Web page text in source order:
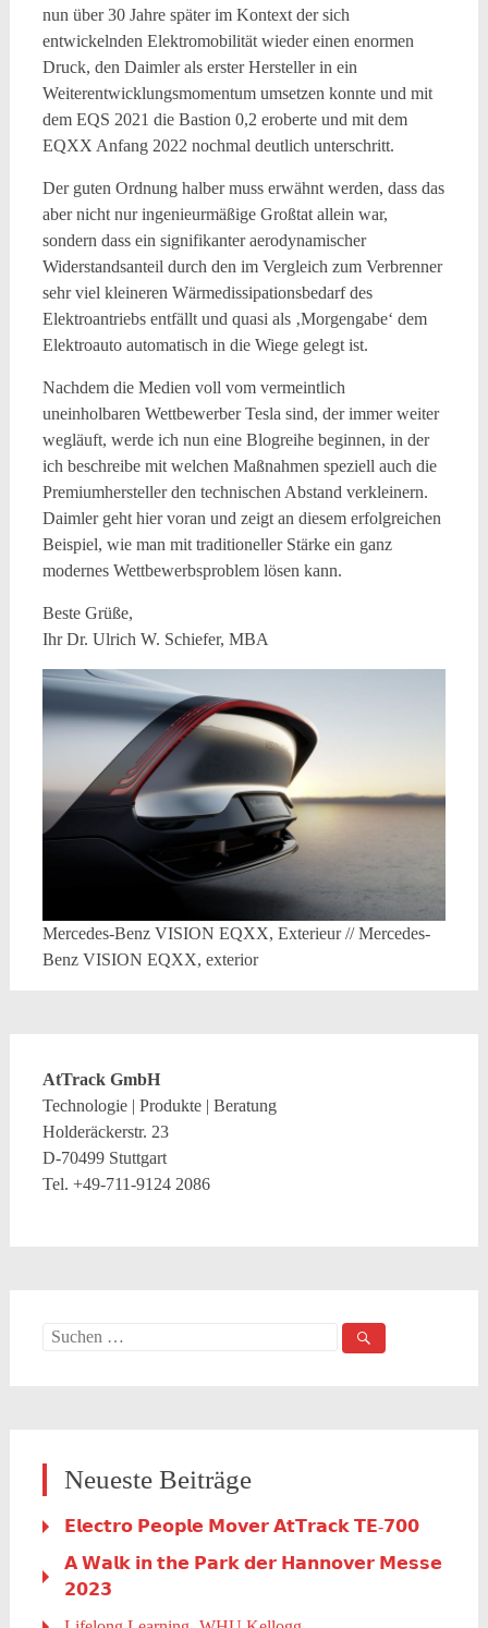
nun über 30 Jahre später im Kontext der sich
entwickelnden Elektromobilität wieder einen enormen
Druck, den Daimler als erster Hersteller in ein
Weiterentwicklungsmomentum umsetzen konnte und mit
dem EQS 2021 die Bastion 0,2 eroberte und mit dem
EQXX Anfang 2022 nochmal deutlich unterschritt.
Der guten Ordnung halber muss erwähnt werden, dass das
aber nicht nur ingenieurmäßige Großtat allein war,
sondern dass ein signifikanter aerodynamischer
Widerstandsanteil durch den im Vergleich zum Verbrenner
sehr viel kleineren Wärmedissipationsbedarf des
Elektroantriebs entfällt und quasi als ‚Morgengabe‘ dem
Elektroauto automatisch in die Wiege gelegt ist.
Nachdem die Medien voll vom vermeintlich
uneinholbaren Wettbewerber Tesla sind, der immer weiter
wegläuft, werde ich nun eine Blogreihe beginnen, in der
ich beschreibe mit welchen Maßnahmen speziell auch die
Premiumhersteller den technischen Abstand verkleinern.
Daimler geht hier voran und zeigt an diesem erfolgreichen
Beispiel, wie man mit traditioneller Stärke ein ganz
modernes Wettbewerbsproblem lösen kann.
Beste Grüße,
Ihr Dr. Ulrich W. Schiefer, MBA
Mercedes-Benz VISION EQXX, Exterieur // Mercedes-
Benz VISION EQXX, exterior
AtTrack GmbH
Technologie | Produkte | Beratung
Holderäckerstr. 23
D-70499 Stuttgart
Tel. +49-711-9124 2086
Suche
Neueste Beiträge
𝗘𝗹𝗲𝗰𝘁𝗿𝗼 𝗣𝗲𝗼𝗽𝗹𝗲 𝗠𝗼𝘃𝗲𝗿 𝗔𝘁𝗧𝗿𝗮𝗰𝗸 𝗧𝗘-𝟳𝟬𝟬
𝗔 𝗪𝗮𝗹𝗸 𝗶𝗻 𝘁𝗵𝗲 𝗣𝗮𝗿𝗸 𝗱𝗲𝗿 𝗛𝗮𝗻𝗻𝗼𝘃𝗲𝗿 𝗠𝗲𝘀𝘀𝗲
𝟮𝟬𝟮𝟯